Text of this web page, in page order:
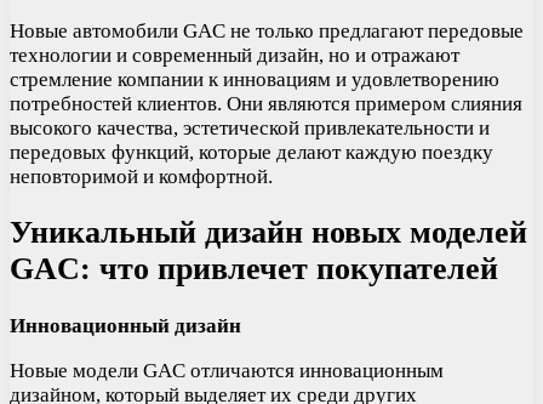
Новые автомобили GAC не только предлагают передовые
технологии и современный дизайн, но и отражают
стремление компании к инновациям и удовлетворению
потребностей клиентов. Они являются примером слияния
высокого качества, эстетической привлекательности и
передовых функций, которые делают каждую поездку
неповторимой и комфортной.
Уникальный дизайн новых моделей
GAC: что привлечет покупателей
Инновационный дизайн
Новые модели GAC отличаются инновационным
дизайном, который выделяет их среди других